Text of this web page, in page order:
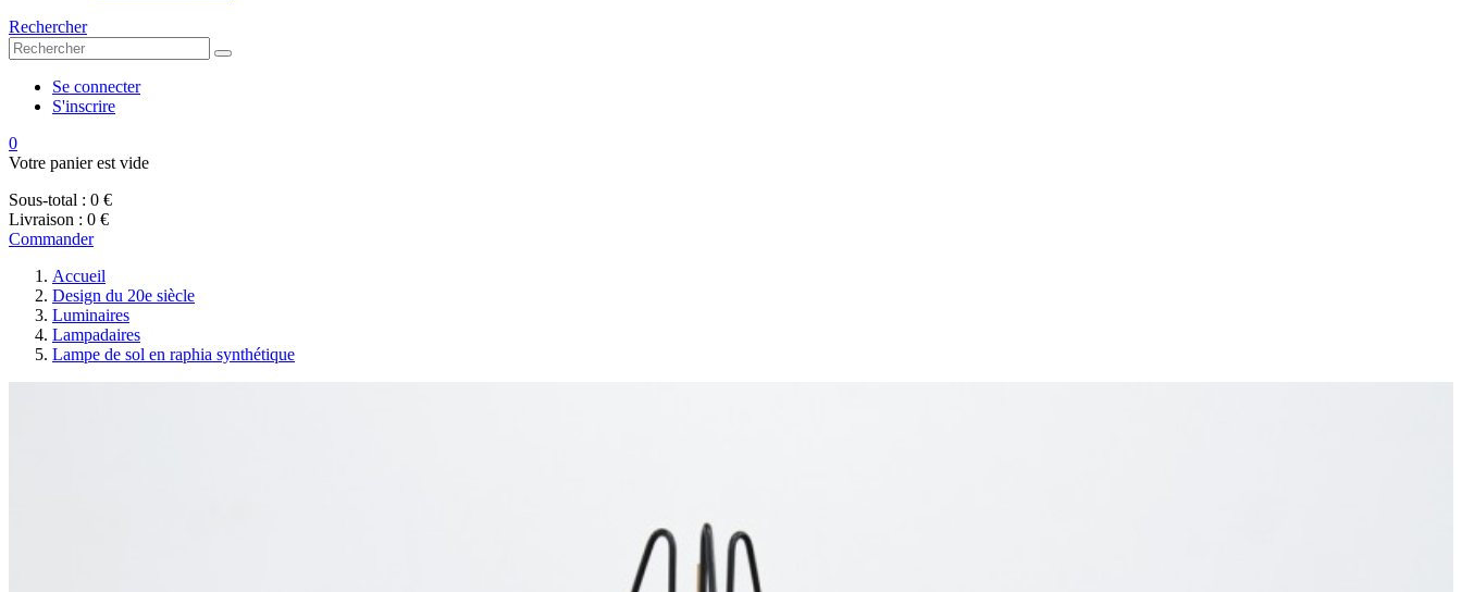
Rechercher
Se connecter
S'inscrire
0
Votre panier est vide
Sous-total : 0 €
Livraison : 0 €
Commander
Accueil
Design du 20e siècle
Luminaires
Lampadaires
Lampe de sol en raphia synthétique